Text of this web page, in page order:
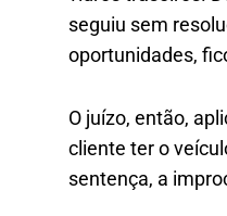
seguiu sem
oportunidades,
O juízo, então,
cliente ter o
sentença, a